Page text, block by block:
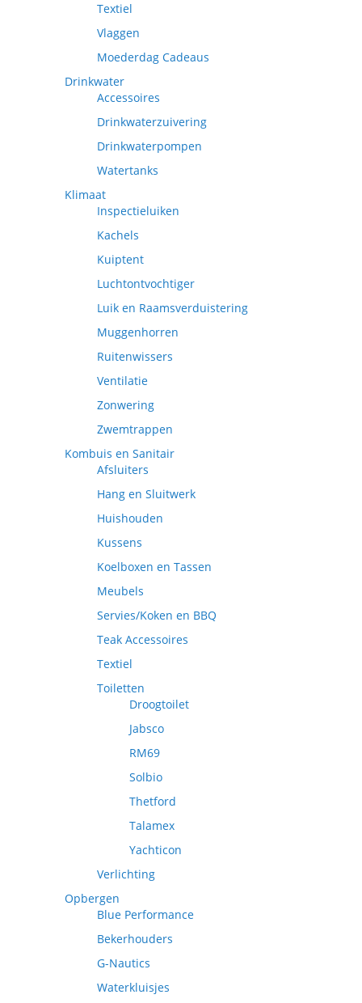
Textiel
Vlaggen
Moederdag Cadeaus
Drinkwater
Accessoires
Drinkwaterzuivering
Drinkwaterpompen
Watertanks
Klimaat
Inspectieluiken
Kachels
Kuiptent
Luchtontvochtiger
Luik en Raamsverduistering
Muggenhorren
Ruitenwissers
Ventilatie
Zonwering
Zwemtrappen
Kombuis en Sanitair
Afsluiters
Hang en Sluitwerk
Huishouden
Kussens
Koelboxen en Tassen
Meubels
Servies/Koken en BBQ
Teak Accessoires
Textiel
Toiletten
Droogtoilet
Jabsco
RM69
Solbio
Thetford
Talamex
Yachticon
Verlichting
Opbergen
Blue Performance
Bekerhouders
G-Nautics
Waterkluisjes